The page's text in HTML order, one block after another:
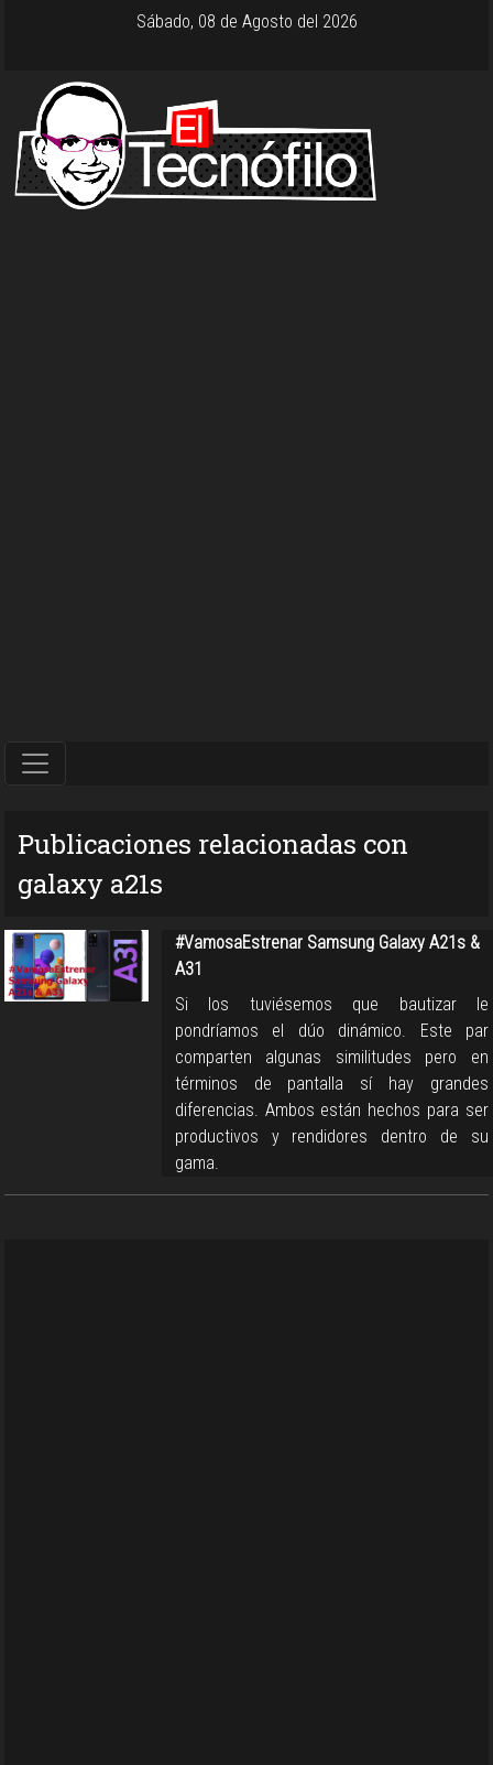
Sábado, 08 de Agosto del 2026
Publicaciones relacionadas con
galaxy a21s
#VamosaEstrenar Samsung Galaxy A21s &
A31
Si los tuviésemos que bautizar le
pondríamos el dúo dinámico. Este par
comparten algunas similitudes pero en
términos de pantalla sí hay grandes
diferencias. Ambos están hechos para ser
productivos y rendidores dentro de su
gama.